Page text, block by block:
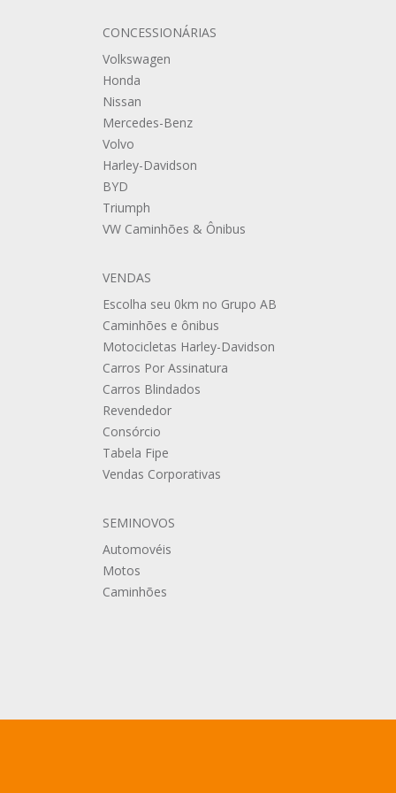
CONCESSIONÁRIAS
Volkswagen
Honda
Nissan
Mercedes-Benz
Volvo
Harley-Davidson
BYD
Triumph
VW Caminhões & Ônibus
VENDAS
Escolha seu 0km no Grupo AB
Caminhões e ônibus
Motocicletas Harley-Davidson
Carros Por Assinatura
Carros Blindados
Revendedor
Consórcio
Tabela Fipe
Vendas Corporativas
SEMINOVOS
Automovéis
Motos
Caminhões